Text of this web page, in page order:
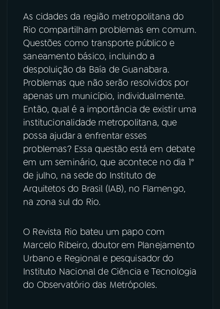
FESTIVAL DE MÚSICA
ACOMPANHE A RÁDIO NACIONAL
Instagram X
TikTok
As cidades da região metropolitana do
Rio compartilham problemas em comum.
Questões como transporte público e
saneamento básico, incluindo a
despoluição da Baía de Guanabara.
Problemas que não serão resolvidos por
apenas um município, individualmente.
Então, qual é a importância de existir uma
institucionalidade metropolitana, que
possa ajudar a enfrentar esses
problemas? Essa questão está em debate
em um seminário, que acontece no dia 1°
de julho, na sede do Instituto de
Arquitetos do Brasil (IAB), no Flamengo,
na zona sul do Rio.
O Revista Rio bateu um papo com
Marcelo Ribeiro, doutor em Planejamento
Urbano e Regional e pesquisador do
Instituto Nacional de Ciência e Tecnologia
do Observatório das Metrópoles.